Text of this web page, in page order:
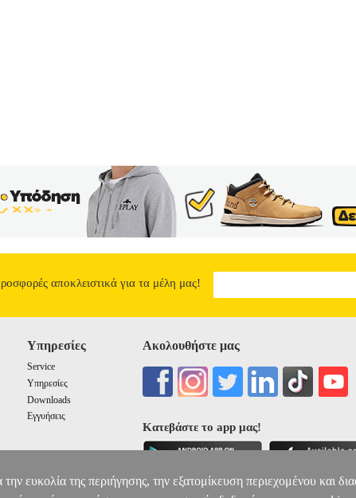
αποκλειστικά για τα μέλη μας!
Υπηρεσίες
Service
Υπηρεσίες
Downloads
Εγγυήσεις
Ακολουθήστε μας
Κατεβάστε το app μας!
ευκολία της περιήγησης, την εξατομίκευση περιεχομένου και